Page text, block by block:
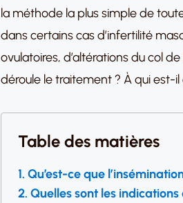
la méthode la plus simple de
dans certains cas d’infertilité
ovulatoires, d’altérations du col
déroule le traitement ? À qui est-il
Table des matières
Qu’est-ce que
Quelles sont les